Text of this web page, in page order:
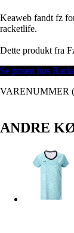
Keaweb fandt fz
racketlife.
Dette produkt fra
Se prisen hos
VARENUMMER
ANDRE